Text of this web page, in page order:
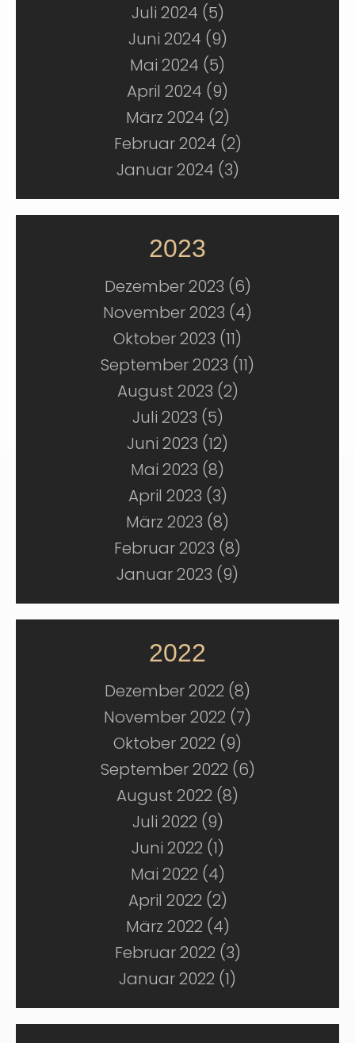
Juli 2024 (5)
Juni 2024 (9)
Mai 2024 (5)
April 2024 (9)
März 2024 (2)
Februar 2024 (2)
Januar 2024 (3)
2023
Dezember 2023 (6)
November 2023 (4)
Oktober 2023 (11)
September 2023 (11)
August 2023 (2)
Juli 2023 (5)
Juni 2023 (12)
Mai 2023 (8)
April 2023 (3)
März 2023 (8)
Februar 2023 (8)
Januar 2023 (9)
2022
Dezember 2022 (8)
November 2022 (7)
Oktober 2022 (9)
September 2022 (6)
August 2022 (8)
Juli 2022 (9)
Juni 2022 (1)
Mai 2022 (4)
April 2022 (2)
März 2022 (4)
Februar 2022 (3)
Januar 2022 (1)